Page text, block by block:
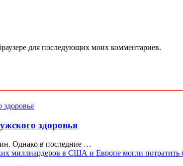
для последующих моих комментариев.
здоровья
Однако в последние …